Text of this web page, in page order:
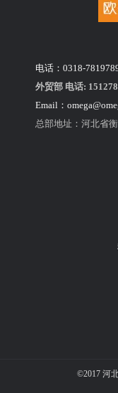
欧美
电话：0318-
外贸部 电话:
Email：
总部地址：河北省
©2017 河